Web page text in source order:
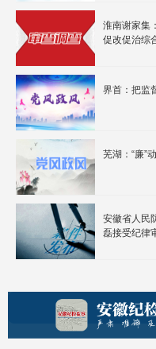
淮南谢家集：
促改促治综
界首：把监
芜湖：“廉”
安徽省人民
磊接受纪律